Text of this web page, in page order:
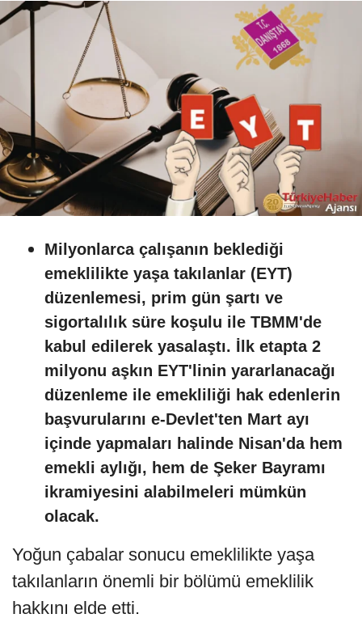
Milyonlarca çalışanın beklediği
emeklilikte yaşa takılanlar (EYT)
düzenlemesi, prim gün şartı ve
sigortalılık süre koşulu ile TBMM'de
kabul edilerek yasalaştı. İlk etapta 2
milyonu aşkın EYT'linin yararlanacağı
düzenleme ile emekliliği hak edenlerin
başvurularını e-Devlet'ten Mart ayı
içinde yapmaları halinde Nisan'da hem
emekli aylığı, hem de Şeker Bayramı
ikramiyesini alabilmeleri mümkün
olacak.
Yoğun çabalar sonucu emeklilikte yaşa
takılanların önemli bir bölümü emeklilik
hakkını elde etti.